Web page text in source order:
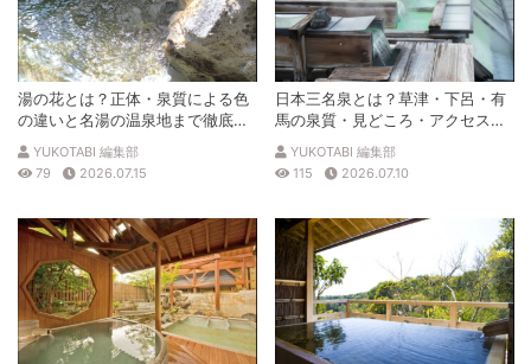
湯の花とは？正体・泉質による色
の違いと名湯の温泉地まで徹底解
説
YUKOTABI 編集部
79
2026.07.15
日本三名泉とは？草津・下呂・有
馬の泉質・見どころ・アクセスを
徹底解説
YUKOTABI 編集部
115
2026.07.10